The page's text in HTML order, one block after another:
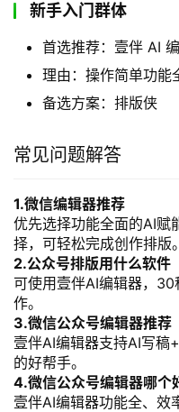
新手入门群体
首选推荐：壹伴 AI
理由：操作简单功能
备选方案：排版侠
常见问题解答
1.微信编辑器推荐
优先选择功能全面的AI赋
择，可轻松完成创作排版。
2.公众号排版用什么软件
可使用壹伴AI编辑器，
作。
3.微信公众号编辑器推荐
壹伴AI编辑器支持AI写稿
的好帮手。
4.微信公众号编辑器哪个
壹伴AI编辑器功能全、效